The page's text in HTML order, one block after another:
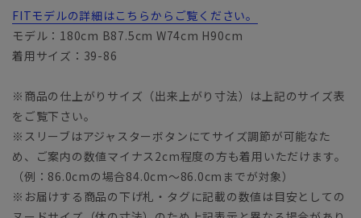
FITモデルの詳細はこちらからご覧ください。
モデル：180cm B87.5cm W74cm H90cm
着用サイズ：39-86
※商品の仕上がりサイズ（出来上がり寸法）は上記のサイズ表
をご覧下さい。
※スリーブはアジャスターボタンにてサイズ調節が可能なた
め、ご案内の数値マイナス2cm程度の方も着用いただけます。
（例：86.0cmの場合84.0cm～86.0cmまでが対象）
※お届けする商品の下げ札・タグに記載の数値は目安としての